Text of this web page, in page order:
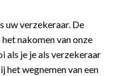
uw verzekeraar. De
nakomen van onze
als je je als verzekeraar
het wegnemen van een